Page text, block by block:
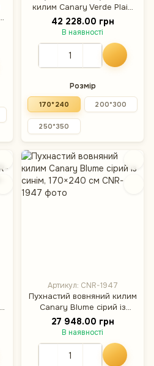
килим Canary Verde Plain
Stripe A бежевий з
блакитним, 170×240 см
42 228.00 грн
В наявності
Розмір
170*240 200*300
250*350
Артикул: CNR-1947
Пухнастий вовняний килим
Canary Blume сірий із
синім, 170×240 см
27 948.00 грн
В наявності